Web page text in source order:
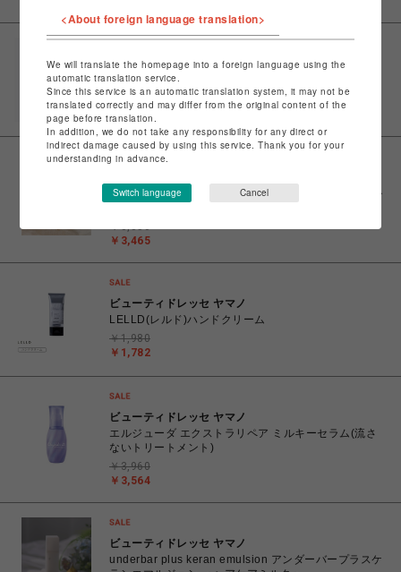
ビューティドレッセ ヤマノ
SUMMER BAR シャンプー クール 10
￥1,584
￥1,760
underbar plus hair oil アンダーバープラスヘアオイル
￥3,465
￥3,850
ビューティドレッセ ヤマノ
LELLD(レルド)ハンドクリーム
￥1,782
￥1,980
ビューティドレッセ ヤマノ
エルジューダ エクストラリペア ミルキーセラム(流さ
ないトリートメント)
￥3,564
￥3,960
ビューティドレッセ ヤマノ
underbar plus keran emulsion アンダーバープラスケ
<About foreign language translation>
We will translate the homepage into a foreign language using the
automatic translation service.
Since this service is an automatic translation system, it may not be
translated correctly and may differ from the original content of the
page before translation.
In addition, we do not take any responsibility for any direct or
indirect damage caused by using this service. Thank you for your
understanding in advance.
Switch language Cancel